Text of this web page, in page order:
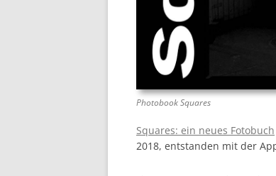
Photobook Squares
Squares: ein neues Fotobuch
2018, entstanden mit der